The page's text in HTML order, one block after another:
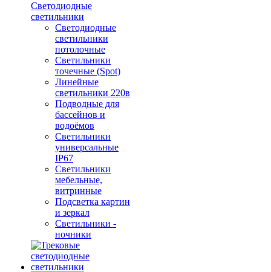
Светодиодные
светильники
Светодиодные
светильники
потолочные
Светильники
точечные (Spot)
Линейные
светильники 220в
Подводные для
бассейнов и
водоёмов
Светильники
универсальные
IP67
Светильники
мебельные,
витринные
Подсветка картин
и зеркал
Светильники -
ночники